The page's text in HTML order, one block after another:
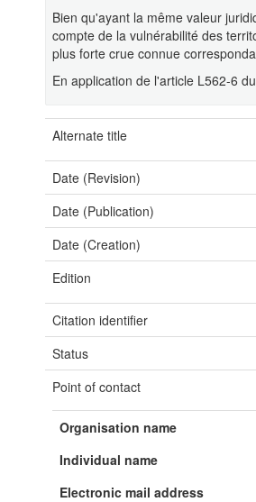
Bien qu'ayant la même valeur
compte de la vulnérabilité des
plus forte crue connue
En application de l'article L562-6
Alternate title
Date (Revision)
Date (Publication)
Date (Creation)
Edition
Citation identifier
Status
Point of contact
Organisation name
Individual name
Electronic mail address